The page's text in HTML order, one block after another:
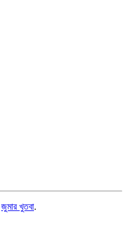
জুমার খুতবা.